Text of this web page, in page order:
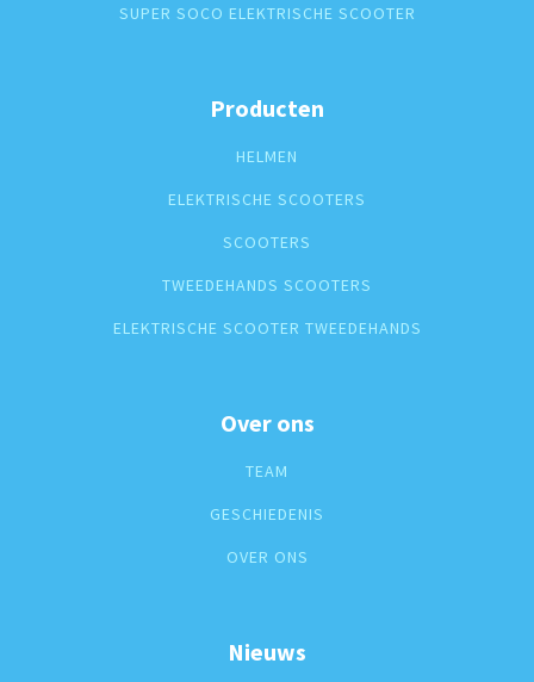
SUPER SOCO ELEKTRISCHE SCOOTER
Producten
HELMEN
ELEKTRISCHE SCOOTERS
SCOOTERS
TWEEDEHANDS SCOOTERS
ELEKTRISCHE SCOOTER TWEEDEHANDS
Over ons
TEAM
GESCHIEDENIS
OVER ONS
Nieuws